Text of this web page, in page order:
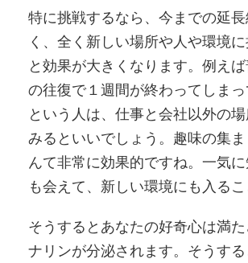
特に挑戦するなら、今までの延
く、全く新しい場所や人や環境
と効果が大きくなります。例え
の往復で１週間が終わってしまっ
という人は、仕事と会社以外の
みるといいでしょう。趣味の集
んて非常に効果的ですね。一気
も会えて、新しい環境にも入るこ
そうするとあなたの好奇心は満
ナリンが分泌されます。そうす